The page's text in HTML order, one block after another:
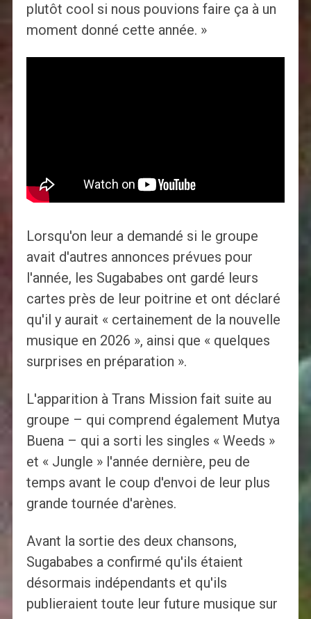
plutôt cool si nous pouvions faire ça à un
moment donné cette année. »
Lorsqu'on leur a demandé si le groupe
avait d'autres annonces prévues pour
l'année, les Sugababes ont gardé leurs
cartes près de leur poitrine et ont déclaré
qu'il y aurait « certainement de la nouvelle
musique en 2026 », ainsi que « quelques
surprises en préparation ».
L'apparition à Trans Mission fait suite au
groupe – qui comprend également Mutya
Buena – qui a sorti les singles « Weeds »
et « Jungle » l'année dernière, peu de
temps avant le coup d'envoi de leur plus
grande tournée d'arènes.
Avant la sortie des deux chansons,
Sugababes a confirmé qu'ils étaient
désormais indépendants et qu'ils
publieraient toute leur future musique sur